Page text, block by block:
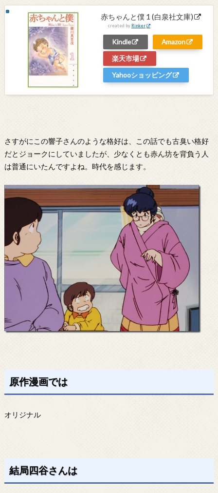
赤ちゃんと僕 1 (白泉社文庫)
created by Rinker
Kindle
Amazon
楽天市場
Yahooショッピング
さすがにこの響子さんのような格好は、この話でも古臭い格好
だとジョークにしていましたが、少なくとも赤ん坊を背負う人
は普通にいたんですよね。時代を感じます。
原作漫画では
オリジナル
結局四谷さんは